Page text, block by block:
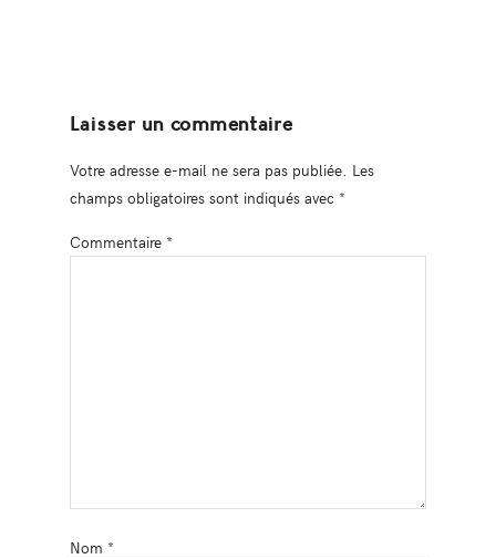
Laisser un commentaire
Votre adresse e-mail ne sera pas publiée. Les
champs obligatoires sont indiqués avec *
Commentaire *
Nom *